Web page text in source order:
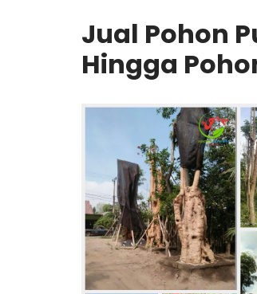
Jual Pohon
Hingga